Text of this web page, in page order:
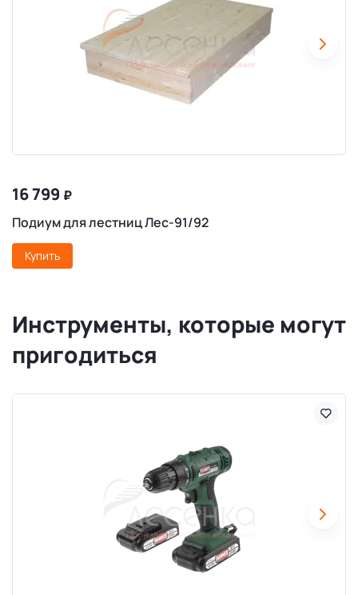
16 799 ₽
Подиум для лестниц Лес-91/92
Купить
Инструменты, которые могут
пригодиться